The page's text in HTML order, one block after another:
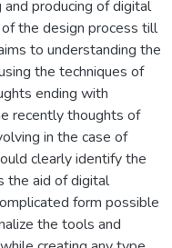
producing of digital
the design process till
to understanding the
the techniques of
ending with
recently thoughts of
in the case of
clearly identify the
the aid of digital
form possible
the tools and